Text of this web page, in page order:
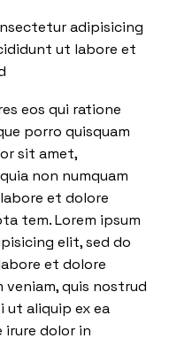
adipisicing
ut labore et
eos qui ratione
porro quisquam
sit amet,
non numquam
et dolore
tem. Lorem ipsum
elit, sed do
et dolore
veniam, quis nostrud
ut aliquip ex ea
irure dolor in